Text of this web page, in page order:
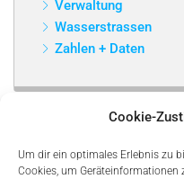
Cookie-
Um dir ein optimales Erlebnis zu
Cookies, um
Verwaltung
Wasserstrassen
Zahlen + Daten